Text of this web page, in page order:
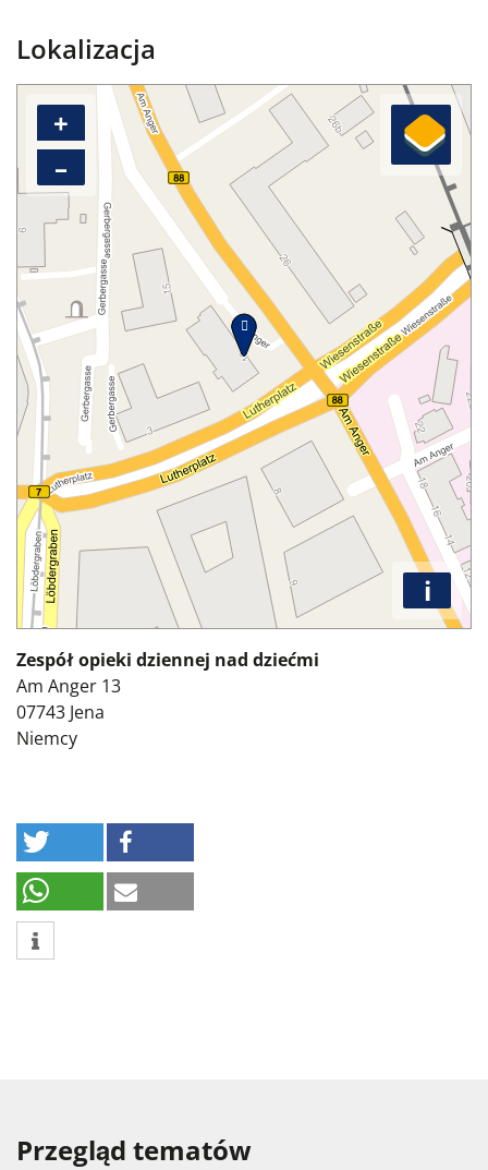
Lokalizacja
+
–
i
Zespół opieki dziennej nad dziećmi
Am Anger 13
07743 Jena
Niemcy
Przegląd tematów